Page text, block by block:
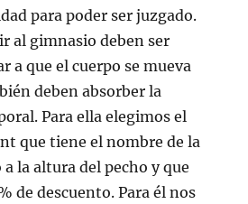
para poder ser juzgado.
al gimnasio deben ser
a que el cuerpo se mueva
deben absorber la
Para ella elegimos el
que tiene el nombre de la
la altura del pecho y que
de descuento. Para él nos